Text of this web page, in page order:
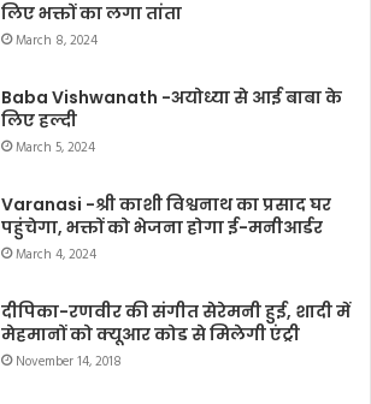
लिए भक्तों का लगा तांता
March 8, 2024
Baba Vishwanath -अयोध्या से आई बाबा के
लिए हल्दी
March 5, 2024
Varanasi -श्री काशी विश्वनाथ का प्रसाद घर
पहुंचेगा, भक्तों को भेजना होगा ई-मनीआर्डर
March 4, 2024
दीपिका-रणवीर की संगीत सेरेमनी हुई, शादी में
मेहमानों को क्यूआर कोड से मिलेगी एंट्री
November 14, 2018